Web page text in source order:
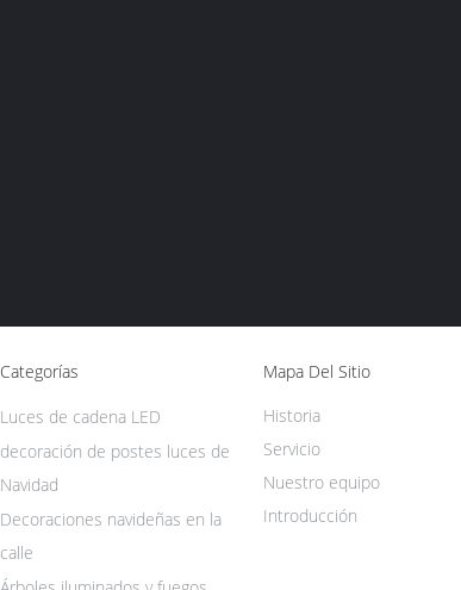
Categorías
Luces de cadena LED
decoración de postes luces de
Navidad
Decoraciones navideñas en la
calle
Mapa Del Sitio
Introducción
Historia
Servicio
Nuestro equipo